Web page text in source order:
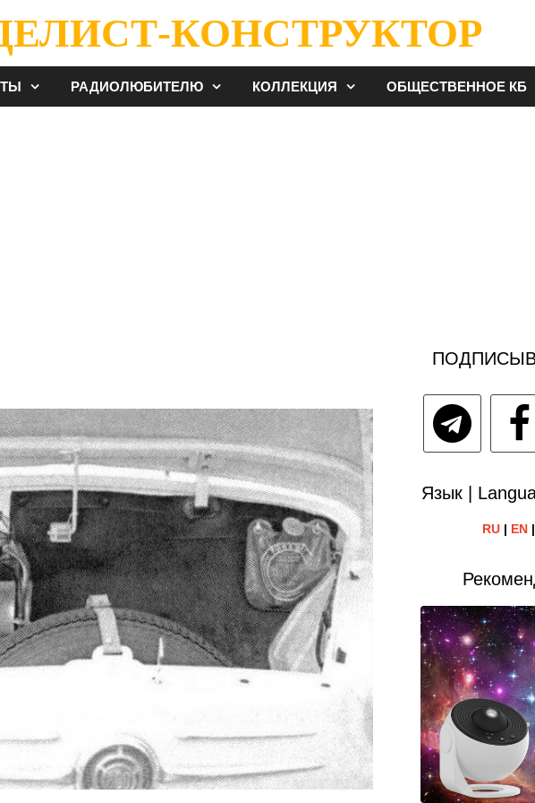
КОНСТРУКТОР
РАДИОЛЮБИТЕЛЮ КОЛЛЕКЦИЯ ОБЩЕСТВЕННОЕ КБ
Язык |
RU| EN|